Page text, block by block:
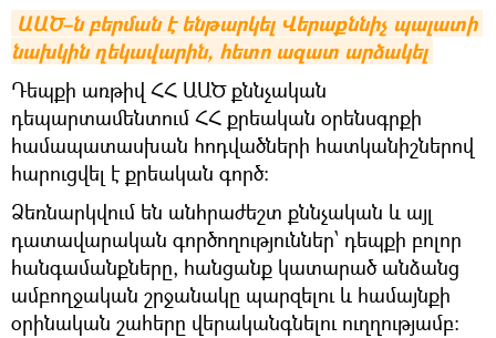
ԱԱԾ–ն բերման է ենթարկել Վերաքննիչ պալատի
նախկին ղեկավարին, հետո ազատ արձակել
Դեպքի առթիվ ՀՀ ԱԱԾ քննչական
դեպարտամենտում ՀՀ քրեական օրենսգրքի
համապատասխան հոդվածների հատկանիշներով
հարուցվել է քրեական գործ:
Ձեռնարկվում են անհրաժեշտ քննչական և այլ
դատավարական գործողություններ՝ դեպքի բոլոր
հանգամանքները, հանցանք կատարած անձանց
ամբողջական շրջանակը պարզելու և համայնքի
օրինական շահերը վերականգնելու ուղղությամբ: